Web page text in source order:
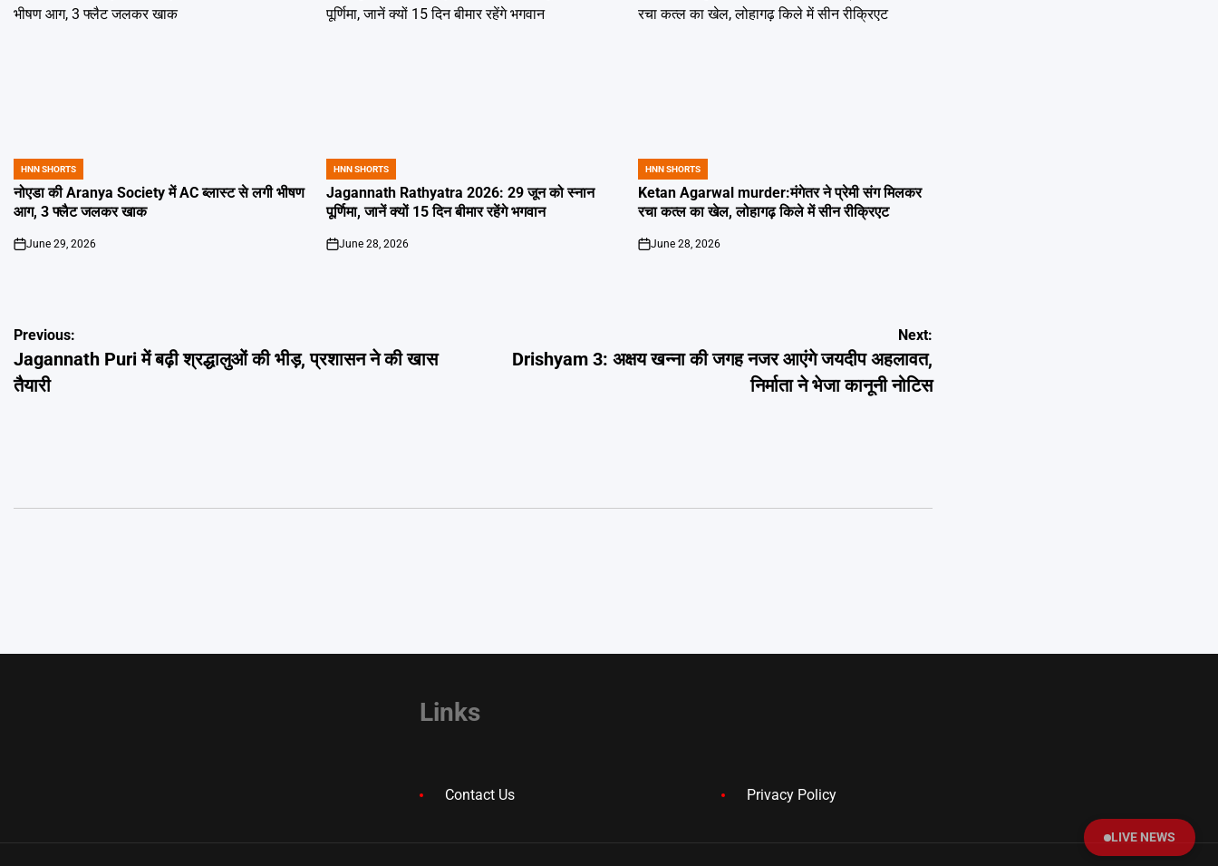
POSTED
IN
HNN SHORTS
नोएडा की Aranya Society में AC ब्लास्ट से लगी भीषण
आग, 3 फ्लैट जलकर खाक
on
June 29, 2026
POSTED
IN
HNN SHORTS
Jagannath Rathyatra 2026: 29 जून को स्नान
पूर्णिमा, जानें क्यों 15 दिन बीमार रहेंगे भगवान
on
June 28, 2026
POSTED
IN
HNN SHORTS
Ketan Agarwal murder:मंगेतर ने प्रेमी संग मिलकर
रचा कत्ल का खेल, लोहागढ़ किले में सीन रीक्रिएट
on
June 28, 2026
Post
navigation
Previous:
Jagannath Puri में बढ़ी श्रद्धालुओं की भीड़, प्रशासन ने की खास
तैयारी
Next:
Drishyam 3: अक्षय खन्ना की जगह नजर आएंगे जयदीप अहलावत,
निर्माता ने भेजा कानूनी नोटिस
Links
Contact Us Privacy Policy
LIVE NEWS